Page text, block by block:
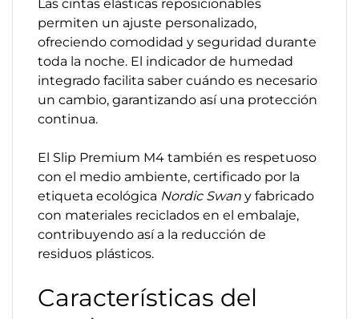
Las cintas elásticas reposicionables
permiten un ajuste personalizado,
ofreciendo comodidad y seguridad durante
toda la noche. El indicador de humedad
integrado facilita saber cuándo es necesario
un cambio, garantizando así una protección
continua.
El Slip Premium M4 también es respetuoso
con el medio ambiente, certificado por la
etiqueta ecológica Nordic Swan y fabricado
con materiales reciclados en el embalaje,
contribuyendo así a la reducción de
residuos plásticos.
Características del